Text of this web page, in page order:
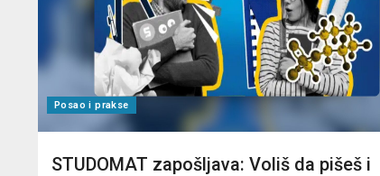
Posao i prakse
STUDOMAT zapošljava: Voliš da pišeš i